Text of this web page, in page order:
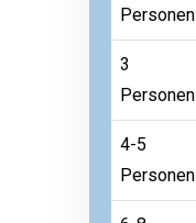
Personen
3
Personen
4-5
Personen